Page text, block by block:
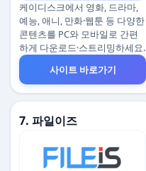
케이디스크에서 영화, 드라마,
예능, 애니, 만화·웹툰 등 다양한
콘텐츠를 PC와 모바일로 간편
하게 다운로드·스트리밍하세요.
사이트 바로가기
7. 파일이즈